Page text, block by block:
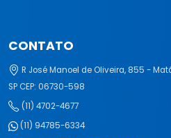
CONTATO
R José Manoel de Oliveira, 855 -
SP CEP: 06730-598
(11) 4702-4677
(11) 94785-6334